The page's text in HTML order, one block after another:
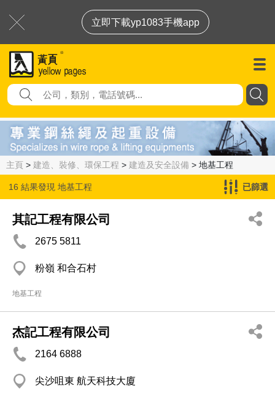
立即下載yp1083手機app
主頁 > 建造、裝修、環保工程 > 建造及安全設備 > 地基工程
16 結果發現 地基工程 已篩選
其記工程有限公司
2675 5811
粉嶺 和合石村
地基工程
杰記工程有限公司
2164 6888
尖沙咀東 航天科技大廈